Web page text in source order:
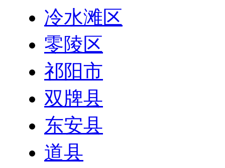
冷水滩区
零陵区
祁阳市
双牌县
东安县
道县